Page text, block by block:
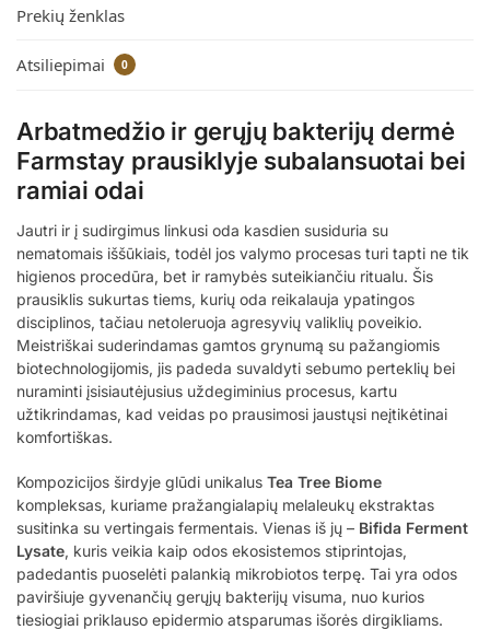
Prekių ženklas
Atsiliepimai 0
Arbatmedžio ir gerųjų bakterijų dermė
Farmstay prausiklyje subalansuotai bei
ramiai odai
Jautri ir į sudirgimus linkusi oda kasdien susiduria su
nematomais iššūkiais, todėl jos valymo procesas turi tapti ne tik
higienos procedūra, bet ir ramybės suteikiančiu ritualu. Šis
prausiklis sukurtas tiems, kurių oda reikalauja ypatingos
disciplinos, tačiau netoleruoja agresyvių valiklių poveikio.
Meistriškai suderindamas gamtos grynumą su pažangiomis
biotechnologijomis, jis padeda suvaldyti sebumo perteklių bei
nuraminti įsisiautėjusius uždegiminius procesus, kartu
užtikrindamas, kad veidas po prausimosi jaustųsi neįtikėtinai
komfortiškas.
Kompozicijos širdyje glūdi unikalus Tea Tree Biome
kompleksas, kuriame pražangialapių melaleukų ekstraktas
susitinka su vertingais fermentais. Vienas iš jų – Bifida Ferment
Lysate, kuris veikia kaip odos ekosistemos stiprintojas,
padedantis puoselėti palankią mikrobiotos terpę. Tai yra odos
paviršiuje gyvenančių gerųjų bakterijų visuma, nuo kurios
tiesiogiai priklauso epidermio atsparumas išorės dirgikliams.